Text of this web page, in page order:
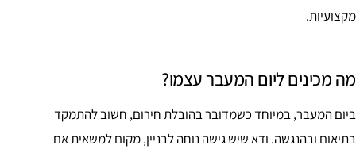
מקצועיות.
מה מכינים ליום המעבר עצמו?
ביום המעבר, במיוחד כשמדובר בהובלת חירום, חשוב להתמקד
בתיאום ובהנגשה. ודא שיש גישה נוחה לבניין, מקום למשאית אם